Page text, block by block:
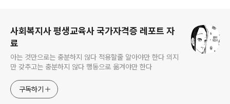
사회복지사 평생교육사 국가자격증 레포트 자
료
아는 것만으로는 충분하지 않다 적용할줄 알아야만 한다 의지
만 갖추고는 충분하지 않다 행동으로 옮겨야만 한다
구독하기